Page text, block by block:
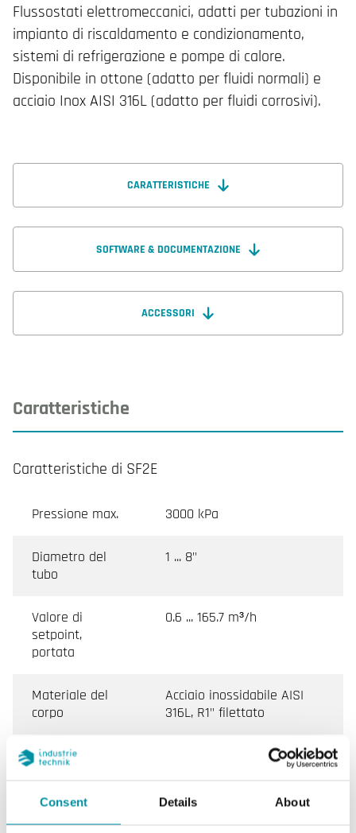
Consent Details About
Flussostati elettromeccanici, adatti per tubazioni in
impianto di riscaldamento e condizionamento,
sistemi di refrigerazione e pompe di calore.
Disponibile in ottone (adatto per fluidi normali) e
acciaio Inox AISI 316L (adatto per fluidi corrosivi).
CARATTERISTICHE
SOFTWARE & DOCUMENTAZIONE
ACCESSORI
Caratteristiche
Caratteristiche di SF2E
Pressione max. 3000 kPa
Diametro del
tubo
1 ... 8"
Valore di
setpoint,
portata
0.6 ... 165.7 m³/h
Materiale del
corpo
Acciaio inossidabile AISI
316L, R1" filettato
Collegamento